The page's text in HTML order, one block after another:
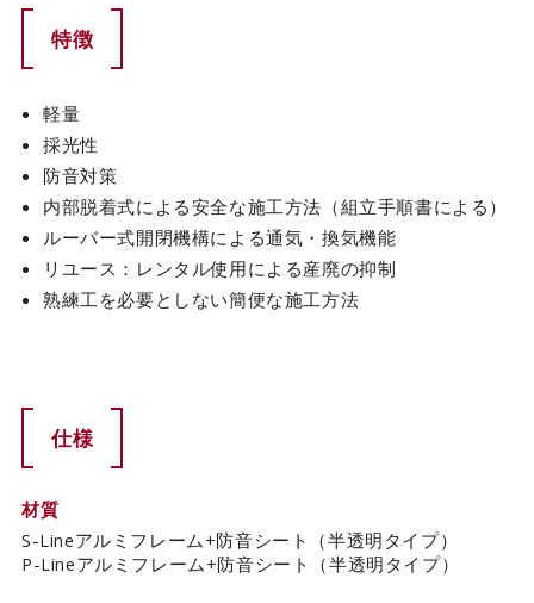
特徴
軽量
採光性
防音対策
内部脱着式による安全な施工方法（組立手順書による）
ルーバー式開閉機構による通気・換気機能
リユース：レンタル使用による産廃の抑制
熟練工を必要としない簡便な施工方法
仕様
材質
S-Lineアルミフレーム+防音シート（半透明タイプ）
P-Lineアルミフレーム+防音シート（半透明タイプ）